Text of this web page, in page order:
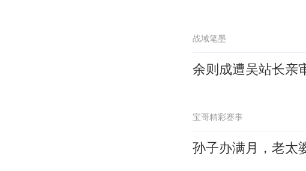
战域笔墨
余则成遭吴站长亲
宝哥精彩赛事
孙子办满月，老太